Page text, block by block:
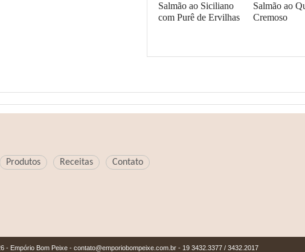
Salmão ao Siciliano
com Purê de Ervilhas
Salmão ao
Cremoso
Produtos Receitas Contato
- Empório Bom Peixe - contato@emporiobompeixe.com.br - 19 3432.3377 / 3432.2017